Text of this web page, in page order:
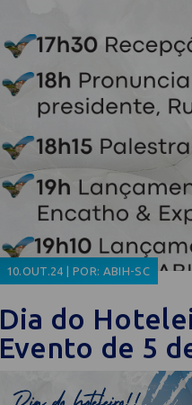
10.OUT.24 | POR: ABIH-SC
Dia do
Evento de 5